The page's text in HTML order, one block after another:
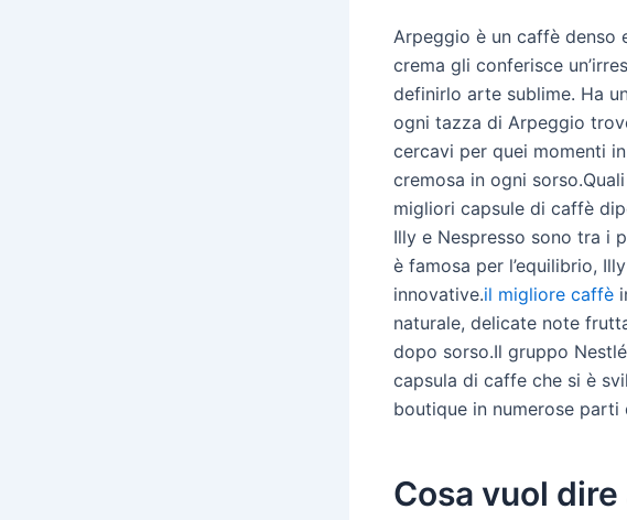
Arpeggio è un caffè denso
crema gli conferisce
definirlo arte sublime. Ha
ogni tazza di Arpeggio
cercavi per quei momenti
cremosa in ogni
migliori capsule di caffè
Illy e Nespresso sono tra i
è famosa per l’equilibrio,
innovative.il migliore caffè
naturale, delicate note
dopo sorso.Il gruppo
capsula di caffe che si è
boutique in numerose parti
Cosa vuol